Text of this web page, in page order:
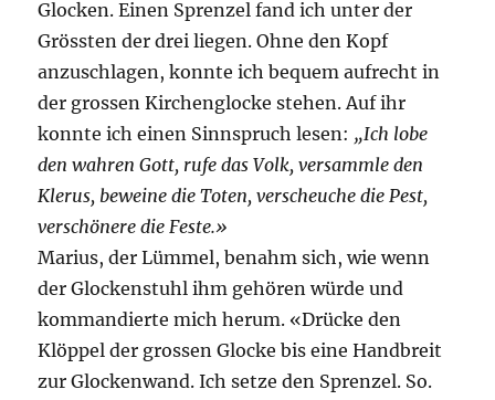
Glocken. Einen Sprenzel fand ich unter der
Grössten der drei liegen. Ohne den Kopf
anzuschlagen, konnte ich bequem aufrecht in
der grossen Kirchenglocke stehen. Auf ihr
konnte ich einen Sinnspruch lesen: „Ich lobe
den wahren Gott, rufe das Volk, versammle den
Klerus, beweine die Toten, verscheuche die Pest,
verschönere die Feste.»
Marius, der Lümmel, benahm sich, wie wenn
der Glockenstuhl ihm gehören würde und
kommandierte mich herum. «Drücke den
Klöppel der grossen Glocke bis eine Handbreit
zur Glockenwand. Ich setze den Sprenzel. So.